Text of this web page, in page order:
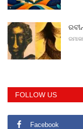
FOLLOW US
Facebook